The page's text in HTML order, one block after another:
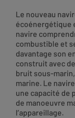
Le nouveau
écoénergétique
navire
combustible et
davantage son
construit avec
bruit sous-
marine. Le
une capacité de
de manoeuvre
l’appareillage.